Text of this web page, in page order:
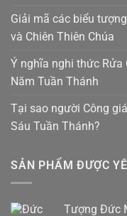
Giải mã các biểu
và Chiên Thiên Chúa
Ý nghĩa nghi thức Rửa
Năm Tuần Thánh
Tại sao người Công
Sáu Tuần Thánh?
SẢN PHẨM ĐƯỢC
Tượng Đức